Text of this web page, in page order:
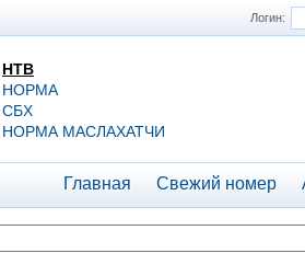
Логин:
НТВ
НОРМА
СБХ
НОРМА МАСЛАХАТЧИ
Главная Свежий номер